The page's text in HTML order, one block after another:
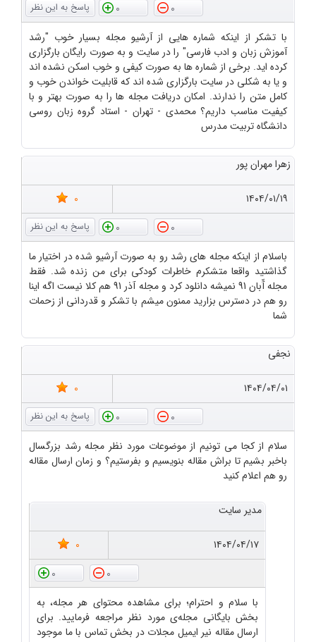
0
0
با تشکر از اینکه شماره هایی از آرشیو مجله بسیار خوب "رشد
آموزش زبان و ادب فارسی" را در سایت و به صورت رایگان بارگزاری
کرده اید. برخی از شماره ها به صورت کیفی و خوب اسکن نشده اند
و یا به شکلی در سایت بارگزاری شده اند که قابلیت خواندن خوب و
کامل متن را ندارند. امکان دریافت مجله ها را به صورت بهتر و با
کیفیت مناسب داریم؟ محمدی - تهران - استاد گروه زبان روسی
دانشگاه تربیت مدرس
زهرا مهران پور
۱۴۰۴/۰۱/۱۹
0
0
0
باسلام از اینکه مجله های رشد رو به صورت آرشیو شده در اختیار ما
گذاشتید واقعا متشکرم خاطرات کودکی برای من زنده شد. فقط
مجله آّبان 91 نمیشه دانلود کرد و مجله آذر 91 هم کلا نیست اگه اینا
رو هم در دسترس بزارید ممنون میشم با تشکر و قدردانی از زحمات
شما
نجفی
۱۴۰۴/۰۴/۰۱
0
0
0
سلام از کجا می تونیم از موضوعات مورد نظر مجله رشد بزرگسال
باخبر بشیم تا براش مقاله بنویسیم و بفرستیم؟ و زمان ارسال مقاله
رو هم اعلام کنید
مدیر سایت
۱۴۰۴/۰۴/۱۷
0
0
0
با سلام و احترام؛ برای مشاهده محتوای هر مجله، به
بخش بایگانی مجله‌ی مورد نظر مراجعه فرمایید. برای
ارسال مقاله نیر ایمیل مجلات در بخش تماس با ما موجود